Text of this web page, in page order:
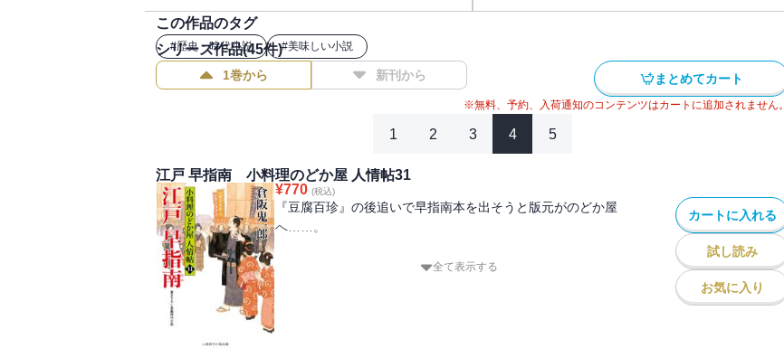
＊本書に登場する小料理＊
・小鯵南蛮漬 ・枝豆海老かき揚げ ・穴子八幡巻き
・揚げ出し豆腐の梅肉かけ ・めで鯛づくし
・焼き茄子の煮浸し ・金平豆腐
この作品のタグ
#歴史・時代小説 #美味しい小説
シリーズ作品(45件)
1巻から 新刊から まとめてカート
※無料、予約、入荷通知のコンテンツはカートに追加されません。
1 2 3 4 5
江戸 早指南 小料理のどか屋 人情帖31
¥770 (税込)
『豆腐百珍』の後追いで早指南本を出そうと版元がのどか屋
へ……。
刀を包丁に持ち替えたとき時吉が禄を食んだ大和梨川藩の若き藩
全て表示する
カートに入れる
試し読み
お気に入り